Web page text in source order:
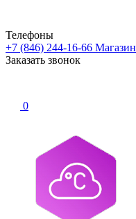
Телефоны
+7 (846) 244-16-66 Магазин
Заказать звонок
0